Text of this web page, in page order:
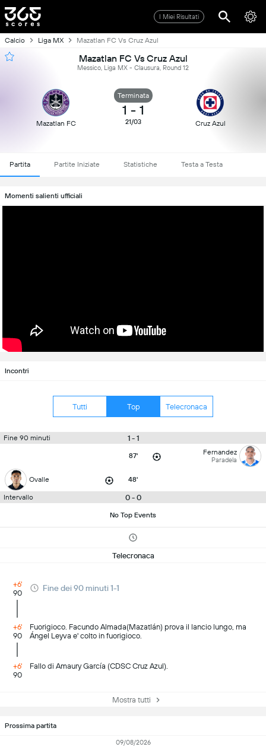
I Miei Risultati
Calcio Liga MX Mazatlan FC Vs Cruz Azul
Mazatlan FC Vs Cruz Azul
Messico, Liga MX - Clausura, Round 12
Mazatlan FC
Terminata
1 - 1
21/03 Cruz Azul
Partita Partite Iniziate Statistiche Testa a Testa
Momenti salienti ufficiali
Incontri
Tutti Top Telecronaca
Fine 90 minuti 1 - 1
87' Fernandez
Paradela
Ovalle 48'
Intervallo 0 - 0
No Top Events
Telecronaca
+6'
90
Fine dei 90 minuti 1-1
+6'
90
Fuorigioco. Facundo Almada(Mazatlán) prova il lancio lungo, ma
Ángel Leyva e' colto in fuorigioco.
+6'
90
Fallo di Amaury García (CDSC Cruz Azul).
Mostra tutti
Prossima partita
09/08/2026